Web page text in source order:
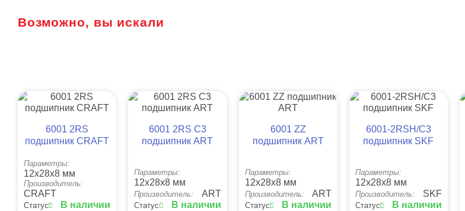
Возможно, вы искали
6001 2RS
подшипник CRAFT
Параметры:
12x28x8 мм
Производитель:
CRAFT
Статус: В наличии
6001 2RS C3
подшипник ART
Параметры:
12x28x8 мм
Производитель: ART
Статус: В наличии
6001 ZZ
подшипник ART
Параметры:
12x28x8 мм
Производитель: ART
Статус: В наличии
6001-2RSH/C3
подшипник SKF
Параметры:
12x28x8 мм
Производитель: SKF
Статус: В наличии